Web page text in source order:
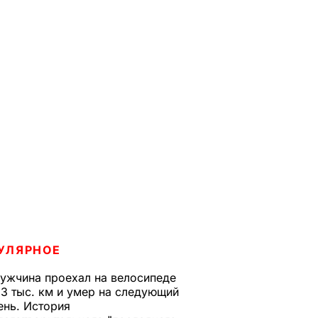
проехал на велосипеде
тыс. км и умер на следующий
История